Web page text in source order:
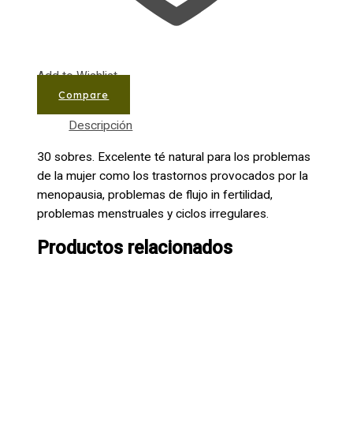
Add to Wishlist
Compare
Descripción
30 sobres. Excelente té natural para los problemas
de la mujer como los trastornos provocados por la
menopausia, problemas de flujo in fertilidad,
problemas menstruales y ciclos irregulares.
Productos relacionados